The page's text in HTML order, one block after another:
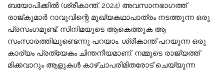
ബയോപിക്കിൽ (ശ്രീകാന്ത്, 2024) അവസാനഭാഗത്ത്
രാജ്‌കുമാർ റാവുവിന്റെ മുഖ്യകഥാപാത്രം നടത്തുന്ന ഒരു
പ്രസംഗമുണ്ട്. സിനിമയുടെ ആകെത്തുക ആ
സംസാരത്തിലുണ്ടെന്നു പറയാം. ശ്രീകാന്ത് പറയുന്ന ഒരു
കാര്യം പ്രത്യേകം ചിന്തനീയമാണ്. നമ്മുടെ രാജ്യത്ത്
മിക്കവാറും ആളുകൾ കാഴ്‌ചാപരിമിതരോട് ചെയ്യുന്ന